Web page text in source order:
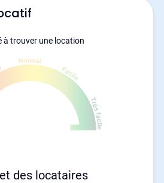
à trouver une location
des locataires